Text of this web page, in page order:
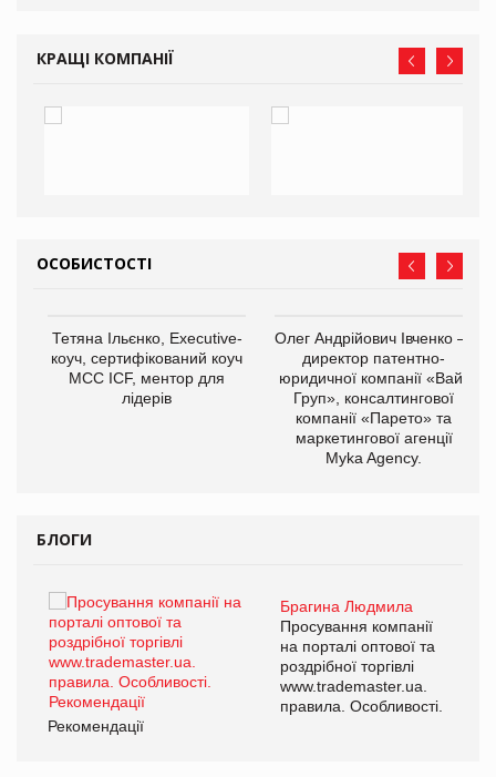
КРАЩІ КОМПАНІЇ
ОСОБИСТОСТІ
Тетяна Ільєнко, Executive-
коуч, сертифікований коуч
МСС ICF, ментор для
лідерів
Олег Андрійович Івченко —
директор патентно-
юридичної компанії «Вайз
Груп», консалтингової
компанії «Парето» та
маркетингової агенції
Myka Agency.
БЛОГИ
Брагина Людмила
Просування компанії
на порталі оптової та
роздрібної торгівлі
www.trademaster.ua.
правила. Особливості.
Рекомендації